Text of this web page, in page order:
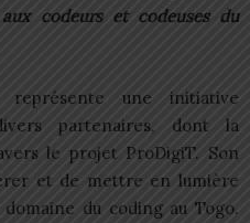
codeurs et codeuses du
représente une initiative
partenaires, dont la
le projet ProDigiT. Son
et de mettre en lumière
du coding au Togo.